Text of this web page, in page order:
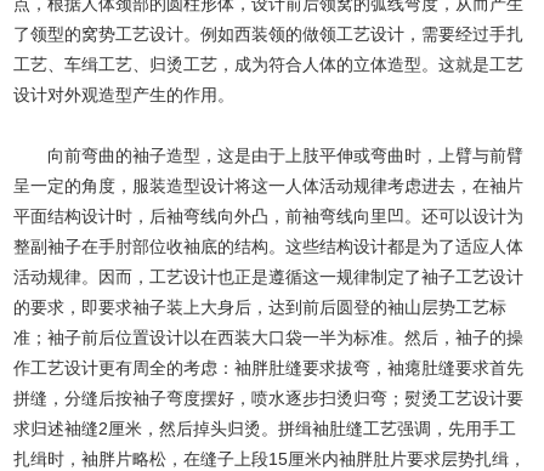
点，根据人体颈部的圆柱形体，设计前后领窝的弧线弯度，从而产生
了领型的窝势工艺设计。例如西装领的做领工艺设计，需要经过手扎
工艺、车缉工艺、归烫工艺，成为符合人体的立体造型。这就是工艺
设计对外观造型产生的作用。
向前弯曲的袖子造型，这是由于上肢平伸或弯曲时，上臂与前臂
呈一定的角度，服装造型设计将这一人体活动规律考虑进去，在袖片
平面结构设计时，后袖弯线向外凸，前袖弯线向里凹。还可以设计为
整副袖子在手肘部位收袖底的结构。这些结构设计都是为了适应人体
活动规律。因而，工艺设计也正是遵循这一规律制定了袖子工艺设计
的要求，即要求袖子装上大身后，达到前后圆登的袖山层势工艺标
准；袖子前后位置设计以在西装大口袋一半为标准。然后，袖子的操
作工艺设计更有周全的考虑：袖胖肚缝要求拔弯，袖瘪肚缝要求首先
拼缝，分缝后按袖子弯度摆好，喷水逐步扫烫归弯；熨烫工艺设计要
求归述袖缝2厘米，然后掉头归烫。拼缉袖肚缝工艺强调，先用手工
扎缉时，袖胖片略松，在缝子上段15厘米内袖胖肚片要求层势扎缉，